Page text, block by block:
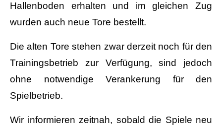
Hallenboden erhalten und im gleichen Zug
wurden auch neue Tore bestellt.
Die alten Tore stehen zwar derzeit noch für den
Trainingsbetrieb zur Verfügung, sind jedoch
ohne notwendige Verankerung für den
Spielbetrieb.
Wir informieren zeitnah, sobald die Spiele neu